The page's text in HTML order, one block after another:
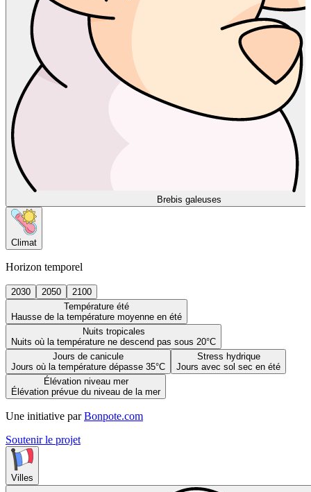
Brebis galeuses
Climat
Horizon temporel
2030 2050
2100
Température été
Hausse de la température moyenne en été
Nuits tropicales
Nuits où la température ne descend pas sous 20°C
Jours de canicule
Jours où la température dépasse 35°C
Stress hydrique
Jours avec sol sec en été
Élévation niveau mer
Élévation prévue du niveau de la mer
Une initiative par Bonpote.com
Soutenir le projet
Villes